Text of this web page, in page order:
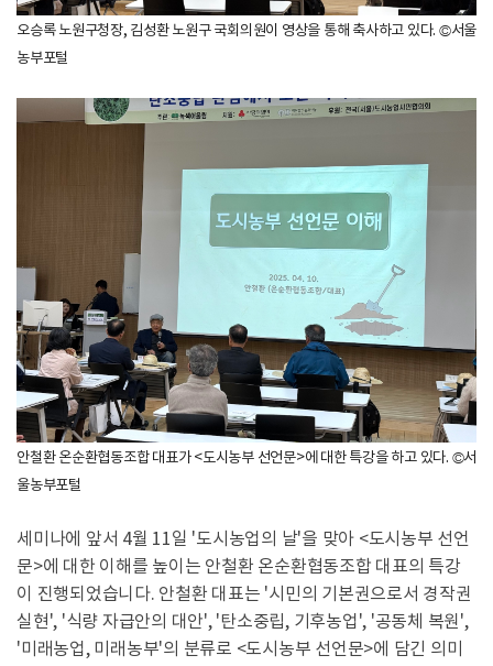
오승록 노원구청장, 김성환 노원구 국회의원이 영상을 통해 축사하고 있다. ©서울
농부포털
안철환 온순환협동조합 대표가 <도시농부 선언문>에 대한 특강을 하고 있다. ©서
울농부포털
세미나에 앞서 4월 11일 '도시농업의 날'을 맞아 <도시농부 선언
문>에 대한 이해를 높이는 안철환 온순환협동조합 대표의 특강
이 진행되었습니다. 안철환 대표는 '시민의 기본권으로서 경작권
실현', '식량 자급안의 대안', '탄소중립, 기후농업', '공동체 복원',
'미래농업, 미래농부'의 분류로 <도시농부 선언문>에 담긴 의미